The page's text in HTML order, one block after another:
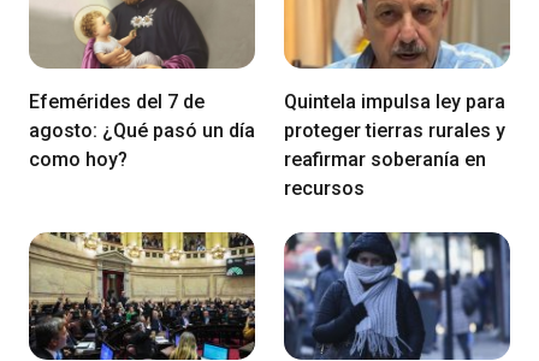
Efemérides del 7 de
agosto: ¿Qué pasó un día
como hoy?
Quintela impulsa ley para
proteger tierras rurales y
reafirmar soberanía en
recursos